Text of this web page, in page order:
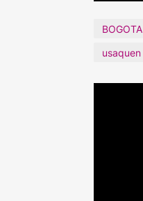
BOGOTA
usaquen